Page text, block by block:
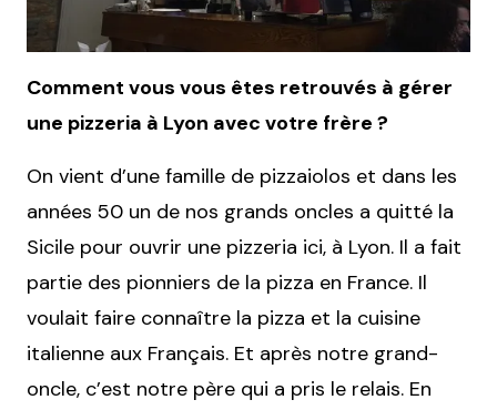
Comment vous vous êtes retrouvés à gérer
une pizzeria à Lyon avec votre frère ?
On vient d’une famille de pizzaiolos et dans les
années 50 un de nos grands oncles a quitté la
Sicile pour ouvrir une pizzeria ici, à Lyon. Il a fait
partie des pionniers de la pizza en France. Il
voulait faire connaître la pizza et la cuisine
italienne aux Français. Et après notre grand-
oncle, c’est notre père qui a pris le relais. En